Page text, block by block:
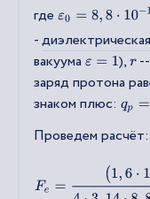
где ε0 =8 8 10 −12Ф
-
вакуума ε =1 ),r
заряд протона
знаком плюс: qp =1
Проведем расчёт:
19)24⋅ 3